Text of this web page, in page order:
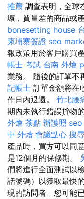
推薦 調查表明，全球
壞，質量差的商品或
bonesetting house
柬埔寨簽證 seo
報政策用於客戶購買
帳士 考試 台南 外燴
業務。 隨後的訂單不
記帳士 訂單金額將在
作日內退還。 竹北腰
期內未執行錯誤貨物
外燴 茶點 辦護照 seo
中 外燴 會議點心 搜
產品時，買方可以同
是12個月的保修期。
們將進行全面測試以
話號碼）以獲取最快
現的訪問者，您可能